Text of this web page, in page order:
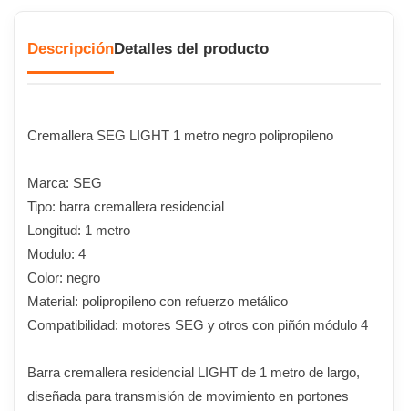
DescripciónDetalles del producto
Cremallera SEG LIGHT 1 metro negro polipropileno
Marca: SEG
Tipo: barra cremallera residencial
Longitud: 1 metro
Modulo: 4
Color: negro
Material: polipropileno con refuerzo metálico
Compatibilidad: motores SEG y otros con piñón módulo 4
Barra cremallera residencial LIGHT de 1 metro de largo,
diseñada para transmisión de movimiento en portones